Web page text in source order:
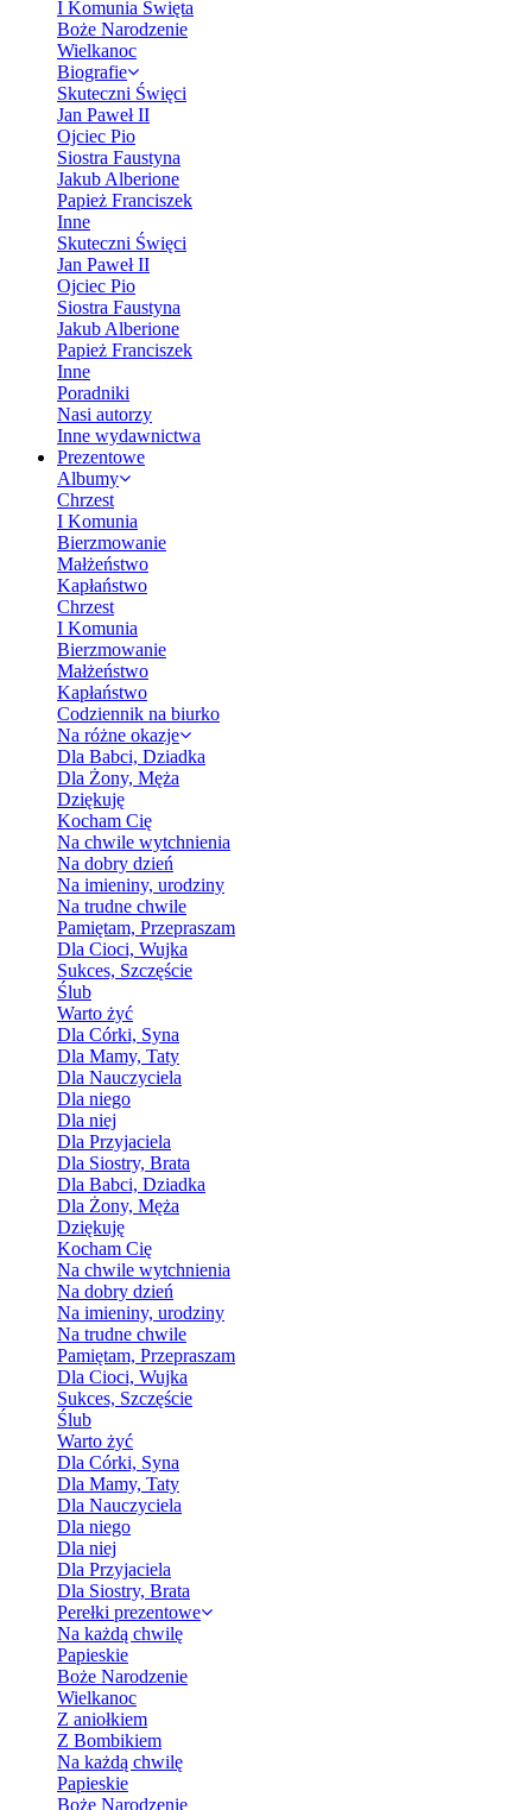
I Komunia Święta
Boże Narodzenie
Wielkanoc
Biografie
Skuteczni Święci
Jan Paweł II
Ojciec Pio
Siostra Faustyna
Jakub Alberione
Papież Franciszek
Inne
Skuteczni Święci
Jan Paweł II
Ojciec Pio
Siostra Faustyna
Jakub Alberione
Papież Franciszek
Inne
Poradniki
Nasi autorzy
Inne wydawnictwa
Prezentowe
Albumy
Chrzest
I Komunia
Bierzmowanie
Małżeństwo
Kapłaństwo
Chrzest
I Komunia
Bierzmowanie
Małżeństwo
Kapłaństwo
Codziennik na biurko
Na różne okazje
Dla Babci, Dziadka
Dla Żony, Męża
Dziękuję
Kocham Cię
Na chwile wytchnienia
Na dobry dzień
Na imieniny, urodziny
Na trudne chwile
Pamiętam, Przepraszam
Dla Cioci, Wujka
Sukces, Szczęście
Ślub
Warto żyć
Dla Córki, Syna
Dla Mamy, Taty
Dla Nauczyciela
Dla niego
Dla niej
Dla Przyjaciela
Dla Siostry, Brata
Dla Babci, Dziadka
Dla Żony, Męża
Dziękuję
Kocham Cię
Na chwile wytchnienia
Na dobry dzień
Na imieniny, urodziny
Na trudne chwile
Pamiętam, Przepraszam
Dla Cioci, Wujka
Sukces, Szczęście
Ślub
Warto żyć
Dla Córki, Syna
Dla Mamy, Taty
Dla Nauczyciela
Dla niego
Dla niej
Dla Przyjaciela
Dla Siostry, Brata
Perełki prezentowe
Na każdą chwilę
Papieskie
Boże Narodzenie
Wielkanoc
Z aniołkiem
Z Bombikiem
Na każdą chwilę
Papieskie
Boże Narodzenie